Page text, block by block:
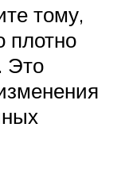
тому,
плотно
Это